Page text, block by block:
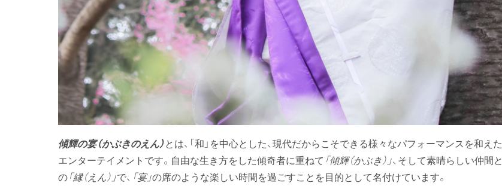
傾輝の宴（かぶきのえん）とは、「和」を中心とした、現代だからこそできる様々なパフォーマンスを和えた
エンターテイメントです。自由な生き方をした傾奇者に重ねて 「傾輝（かぶき）」、そして素晴らしい仲間と
の「縁（えん）」で、 「宴」の席のような楽しい時間を過ごすことを目的として名付けています。